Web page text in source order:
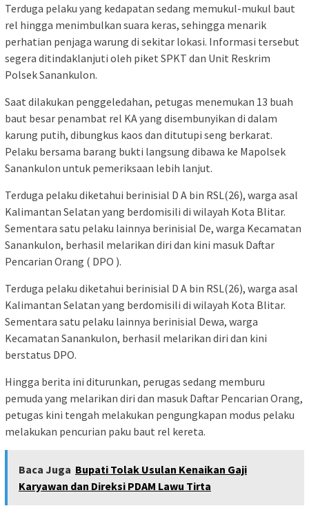
Terduga pelaku yang kedapatan sedang memukul-mukul baut
rel hingga menimbulkan suara keras, sehingga menarik
perhatian penjaga warung di sekitar lokasi. Informasi tersebut
segera ditindaklanjuti oleh piket SPKT dan Unit Reskrim
Polsek Sanankulon.
Saat dilakukan penggeledahan, petugas menemukan 13 buah
baut besar penambat rel KA yang disembunyikan di dalam
karung putih, dibungkus kaos dan ditutupi seng berkarat.
Pelaku bersama barang bukti langsung dibawa ke Mapolsek
Sanankulon untuk pemeriksaan lebih lanjut.
Terduga pelaku diketahui berinisial D A bin RSL(26), warga asal
Kalimantan Selatan yang berdomisili di wilayah Kota Blitar.
Sementara satu pelaku lainnya berinisial De, warga Kecamatan
Sanankulon, berhasil melarikan diri dan kini masuk Daftar
Pencarian Orang ( DPO ).
Terduga pelaku diketahui berinisial D A bin RSL(26), warga asal
Kalimantan Selatan yang berdomisili di wilayah Kota Blitar.
Sementara satu pelaku lainnya berinisial Dewa, warga
Kecamatan Sanankulon, berhasil melarikan diri dan kini
berstatus DPO.
Hingga berita ini diturunkan, perugas sedang memburu
pemuda yang melarikan diri dan masuk Daftar Pencarian Orang,
petugas kini tengah melakukan pengungkapan modus pelaku
melakukan pencurian paku baut rel kereta.
Baca Juga Bupati Tolak Usulan Kenaikan Gaji
Karyawan dan Direksi PDAM Lawu Tirta